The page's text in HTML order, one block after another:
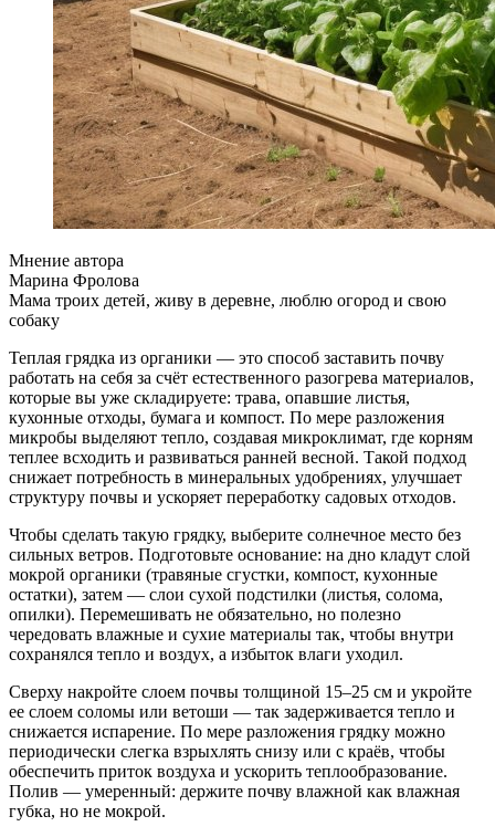
Мнение автора
Марина Фролова
Мама троих детей, живу в деревне, люблю огород и свою
собаку
Теплая грядка из органики — это способ заставить почву
работать на себя за счёт естественного разогрева материалов,
которые вы уже складируете: трава, опавшие листья,
кухонные отходы, бумага и компост. По мере разложения
микробы выделяют тепло, создавая микроклимат, где корням
теплее всходить и развиваться ранней весной. Такой подход
снижает потребность в минеральных удобрениях, улучшает
структуру почвы и ускоряет переработку садовых отходов.
Чтобы сделать такую грядку, выберите солнечное место без
сильных ветров. Подготовьте основание: на дно кладут слой
мокрой органики (травяные сгустки, компост, кухонные
остатки), затем — слои сухой подстилки (листья, солома,
опилки). Перемешивать не обязательно, но полезно
чередовать влажные и сухие материалы так, чтобы внутри
сохранялся тепло и воздух, а избыток влаги уходил.
Сверху накройте слоем почвы толщиной 15–25 см и укройте
ее слоем соломы или ветоши — так задерживается тепло и
снижается испарение. По мере разложения грядку можно
периодически слегка взрыхлять снизу или с краёв, чтобы
обеспечить приток воздуха и ускорить теплообразование.
Полив — умеренный: держите почву влажной как влажная
губка, но не мокрой.